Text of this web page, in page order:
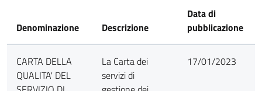
Denominazione Descrizione
Data di
pubblicazione
CARTA DELLA
QUALITA' DEL
La Carta dei
servizi di
17/01/2023